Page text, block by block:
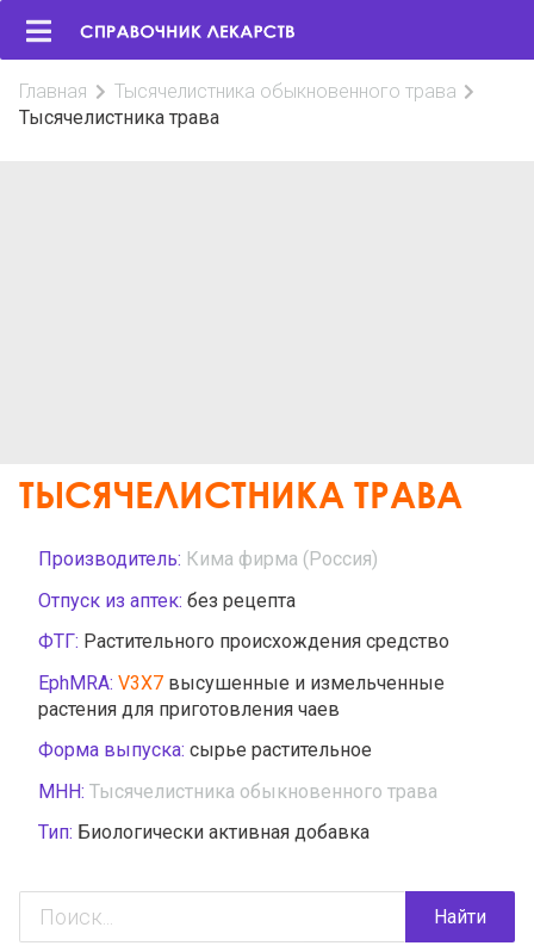
Главная
Тысячелистника обыкновенного трава
Тысячелистника трава
ТЫСЯЧЕЛИСТНИКА ТРАВА
Производитель: Кима фирма (Россия)
Отпуск из аптек: без рецепта
ФТГ: Растительного происхождения средство
EphMRA: V3X7 высушенные и измельченные
растения для приготовления чаев
Форма выпуска: сырье растительное
МНН: Тысячелистника обыкновенного трава
Тип: Биологически активная добавка
Найти